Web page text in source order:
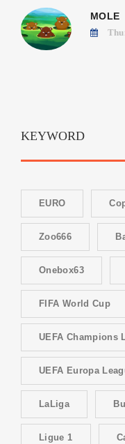
MOLE
KEYWORD
EURO
Zoo666
Onebox63
FIFA World Cup
UEFA Champions
UEFA Europa
LaLiga
Ligue 1